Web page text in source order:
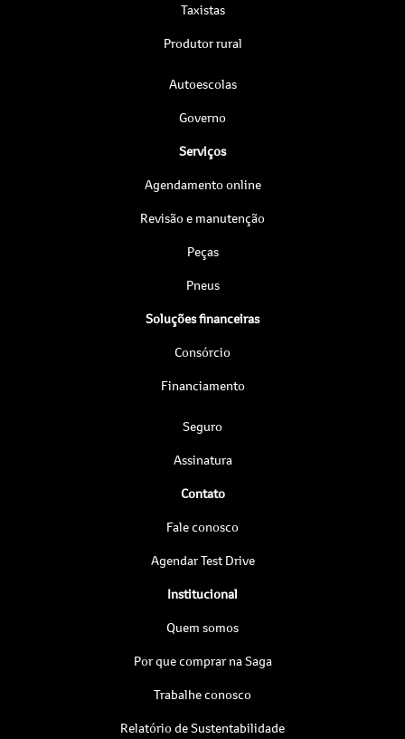
Taxistas
Produtor rural
Autoescolas
Governo
Serviços
Agendamento online
Revisão e manutenção
Peças
Pneus
Soluções financeiras
Consórcio
Financiamento
Seguro
Assinatura
Contato
Fale conosco
Agendar Test Drive
Institucional
Quem somos
Por que comprar na Saga
Trabalhe conosco
Relatório de Sustentabilidade